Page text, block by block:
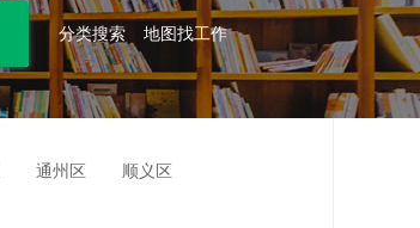
分类搜索 地图找工作
通州区 顺义区